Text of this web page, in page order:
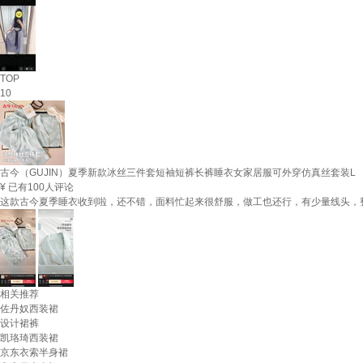
TOP
10
古今（GUJIN）夏季新款冰丝三件套短袖短裤长裤睡衣女家居服可外穿仿真丝套装L
¥ 已有100人评论
这款古今夏季睡衣收到啦，还不错，面料忙起来很舒服，做工也还行，有少量线头，
相关推荐
佐丹奴西装裙
设计裙裤
凯珞琦西装裙
京东衣索半身裙